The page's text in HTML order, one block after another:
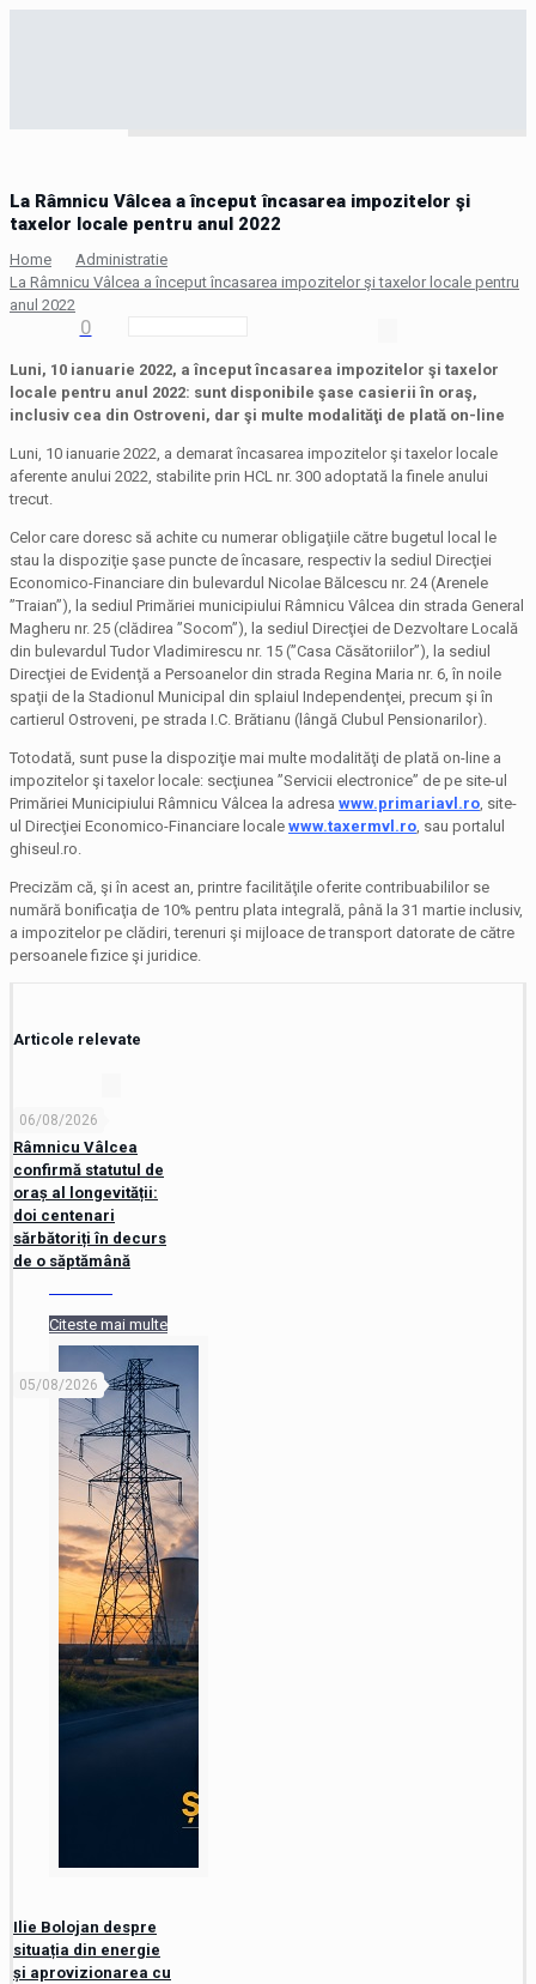
La Râmnicu Vâlcea a început încasarea impozitelor şi
taxelor locale pentru anul 2022
Home
Administratie
La Râmnicu Vâlcea a început încasarea impozitelor şi taxelor locale pentru
anul 2022
0
Luni, 10 ianuarie 2022, a început încasarea impozitelor şi taxelor
locale pentru anul 2022: sunt disponibile şase casierii în oraş,
inclusiv cea din Ostroveni, dar şi multe modalităţi de plată on-line
Luni, 10 ianuarie 2022, a demarat încasarea impozitelor şi taxelor locale
aferente anului 2022, stabilite prin HCL nr. 300 adoptată la finele anului
trecut.
Celor care doresc să achite cu numerar obligaţiile către bugetul local le
stau la dispoziţie şase puncte de încasare, respectiv la sediul Direcţiei
Economico-Financiare din bulevardul Nicolae Bălcescu nr. 24 (Arenele
”Traian”), la sediul Primăriei municipiului Râmnicu Vâlcea din strada General
Magheru nr. 25 (clădirea ”Socom”), la sediul Direcţiei de Dezvoltare Locală
din bulevardul Tudor Vladimirescu nr. 15 (”Casa Căsătoriilor”), la sediul
Direcţiei de Evidenţă a Persoanelor din strada Regina Maria nr. 6, în noile
spaţii de la Stadionul Municipal din splaiul Independenţei, precum şi în
cartierul Ostroveni, pe strada I.C. Brătianu (lângă Clubul Pensionarilor).
Totodată, sunt puse la dispoziţie mai multe modalităţi de plată on-line a
impozitelor şi taxelor locale: secţiunea ”Servicii electronice” de pe site-ul
Primăriei Municipiului Râmnicu Vâlcea la adresa www.primariavl.ro , site-
ul Direcţiei Economico-Financiare locale www.taxermvl.ro , sau portalul
ghiseul.ro.
Precizăm că, şi în acest an, printre facilităţile oferite contribuabililor se
numără bonificaţia de 10% pentru plata integrală, până la 31 martie inclusiv,
a impozitelor pe clădiri, terenuri şi mijloace de transport datorate de către
persoanele fizice şi juridice.
Articole relevate
06/08/2026
Râmnicu Vâlcea
confirmă statutul de
oraș al longevității:
doi centenari
sărbătoriți în decurs
de o săptămână
Citeste mai multe
05/08/2026
Ilie Bolojan despre
situația din energie
și aprovizionarea cu